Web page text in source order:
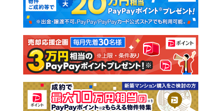
新築一戸建て 中古一戸建て
注文住宅 土地
売却査定